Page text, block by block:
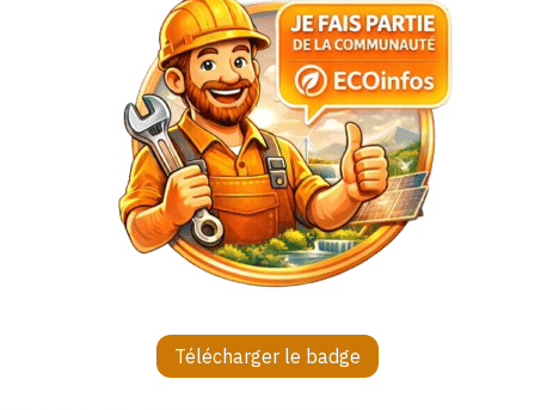
Télécharger le badge